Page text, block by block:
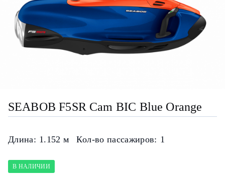
SEABOB F5SR Cam BIC Blue Orange
Длина: 1.152 м Кол-во пассажиров: 1
В НАЛИЧИИ